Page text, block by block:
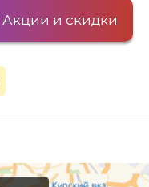
Акции и скидки